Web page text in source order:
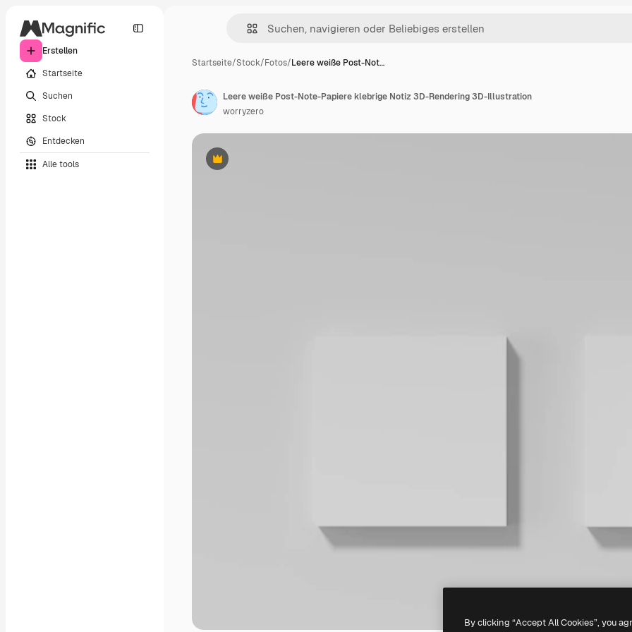
Erstellen
Startseite
Suchen
Stock
Entdecken
Alle tools
Startseite/Stock/Fotos/Leere weiße Post-Not…
Premium
Leere weiße Post-Note-Papiere klebrige Notiz 3D-Rendering 3D-Illustration
worryzero
By clicking “Accept All Cookies”, you